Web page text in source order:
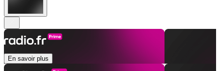
En savoir plus